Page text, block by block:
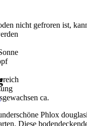
nicht gefroren ist,
ca.
Phlox
Diese